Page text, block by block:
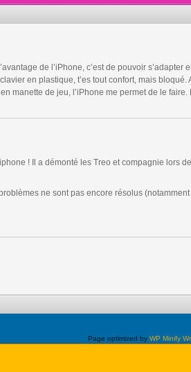
de l’iPhone, c’est de pouvoir s’adapter
en plastique, t’es tout confort, mais
manette de jeu, l’iPhone me permet de le
! Il a démonté les Treo et compagnie lors
ne sont pas encore résolus (notamment
Page optimized by WP Minify